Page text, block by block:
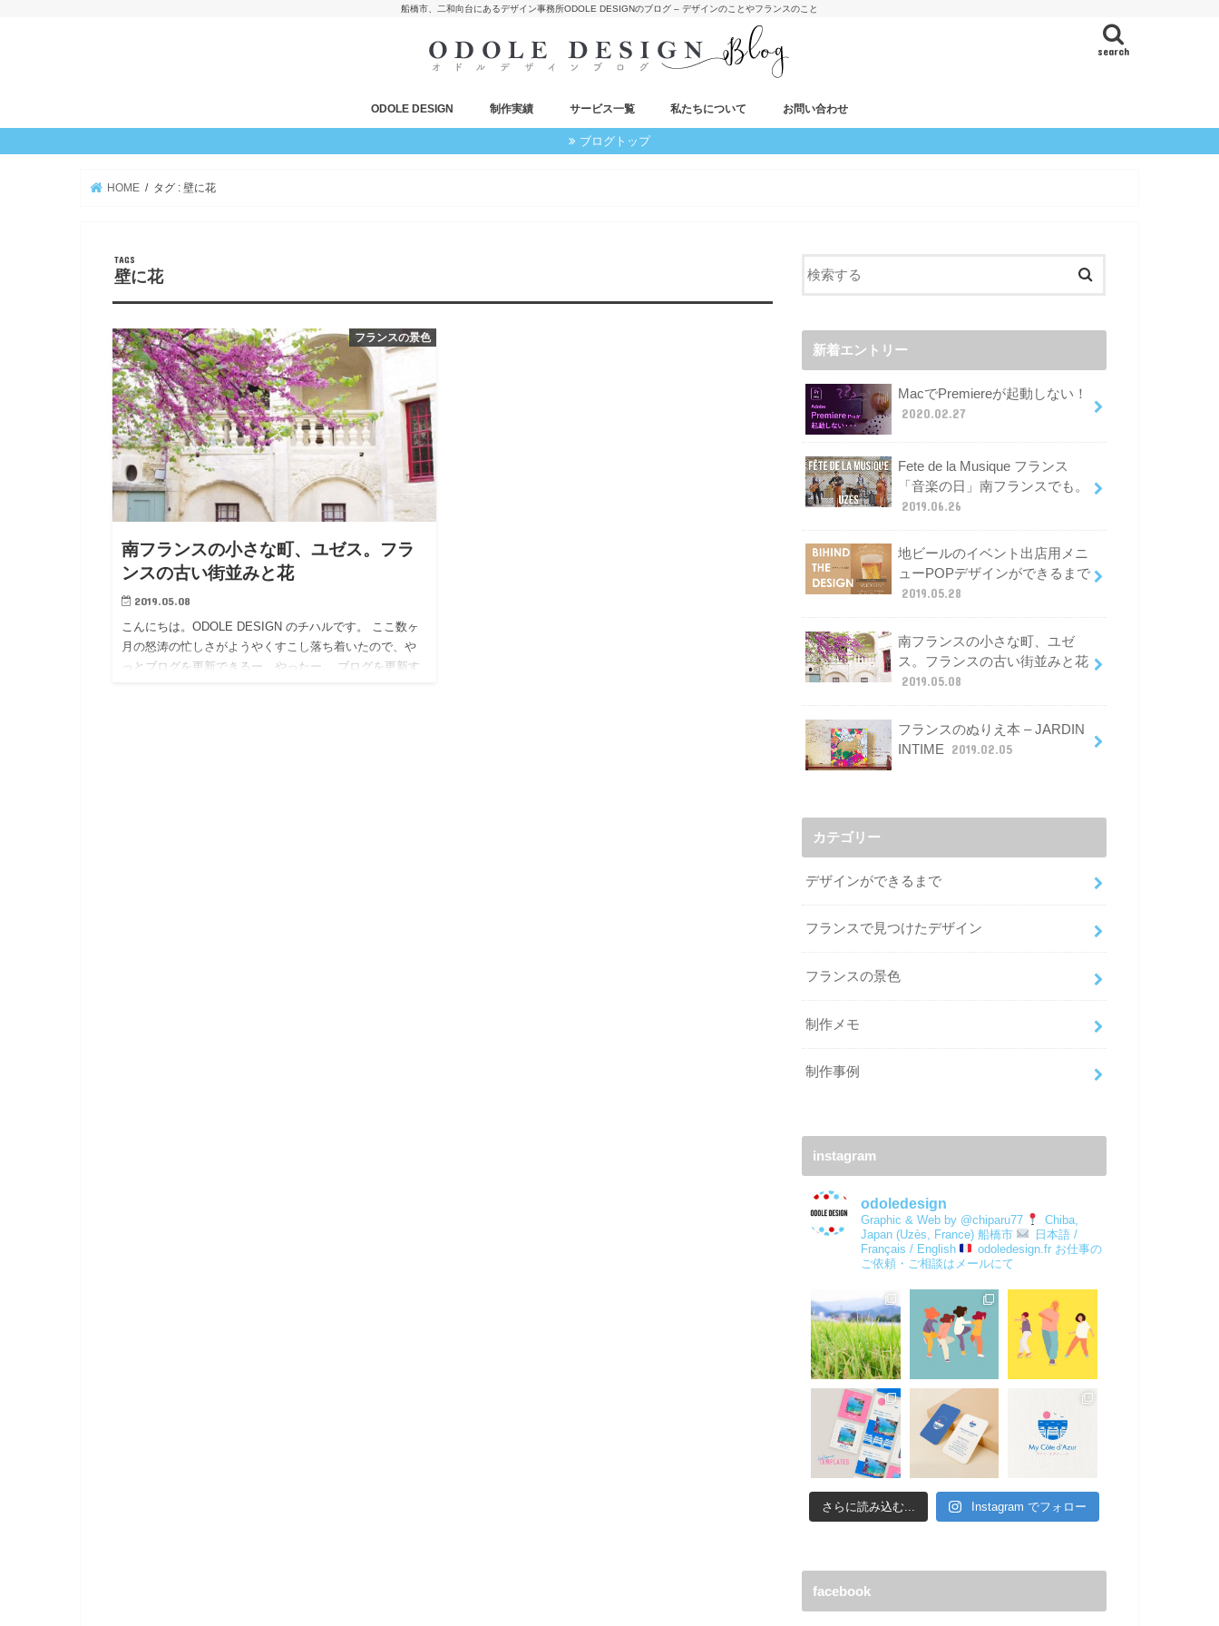
船橋市、二和向台にあるデザイン事務所ODOLE DESIGNのブログ – デザインのことやフランスのこと
search
ODOLE DESIGN 制作実績 サービス一覧 私たちについて お問い合わせ
ブログトップ
HOME タグ : 壁に花
壁に花
フランスの景色
南フランスの小さな町、ユゼス。フラ
ンスの古い街並みと花
2019.05.08
こんにちは。ODOLE DESIGN のチハルです。 ここ数ヶ
月の怒涛の忙しさがようやくすこし落ち着いたので、や
っとブログを更新できるー。やったー。 ブログを更新す
新着エントリー
MacでPremiereが起動しない！
2020.02.27
Fete de la Musique フランス
「音楽の日」南フランスでも。
2019.06.26
地ビールのイベント出店用メニ
ューPOPデザインができるまで
2019.05.28
南フランスの小さな町、ユゼ
ス。フランスの古い街並みと花
2019.05.08
フランスのぬりえ本 – JARDIN
INTIME
2019.02.05
カテゴリー
デザインができるまで
フランスで見つけたデザイン
フランスの景色
制作メモ
制作事例
instagram
odoledesign
Graphic & Web by @chiparu77
Chiba,
Japan (Uzès, France) 船橋市
日本語 /
Français / English
odoledesign.fr お仕事の
ご依頼・ご相談はメールにて
さらに読み込む... Instagram でフォロー
facebook